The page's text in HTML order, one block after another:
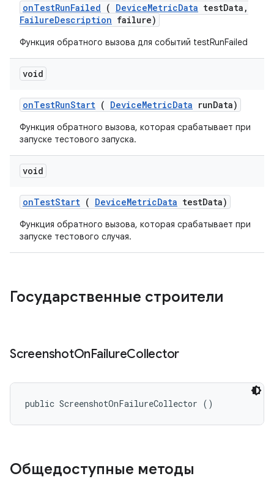
onTestRunFailed ( DeviceMetricData testData ,
FailureDescription failure)
Функция обратного вызова для событий testRunFailed
void
onTestRunStart ( DeviceMetricData runData)
Функция обратного вызова, которая срабатывает при
запуске тестового запуска.
void
onTestStart ( DeviceMetricData testData)
Функция обратного вызова, которая срабатывает при
запуске тестового случая.
Государственные строители
ScreenshotOnFailureCollector
public ScreenshotOnFailureCollector ()
Общедоступные методы